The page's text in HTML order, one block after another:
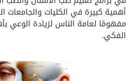
أهمية كبيرة في الكليات والجامعات
مفهومًا لعامة الناس لزيادة الوعي
الفكي.